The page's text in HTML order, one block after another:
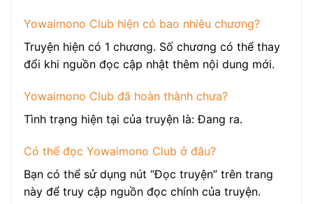
Yowaimono Club hiện có bao nhiêu chương?
Truyện hiện có 1 chương. Số chương có thể thay
đổi khi nguồn đọc cập nhật thêm nội dung mới.
Yowaimono Club đã hoàn thành chưa?
Tình trạng hiện tại của truyện là: Đang ra.
Có thể đọc Yowaimono Club ở đâu?
Bạn có thể sử dụng nút “Đọc truyện” trên trang
này để truy cập nguồn đọc chính của truyện.